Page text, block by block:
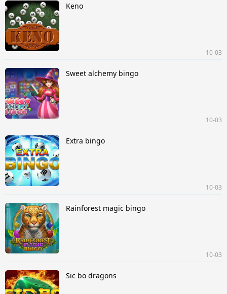
Keno
10-03
Sweet alchemy bingo
10-03
Extra bingo
10-03
Rainforest magic bingo
10-03
Sic bo dragons